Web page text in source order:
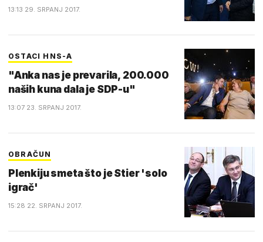
13:13 29. SRPANJ 2017.
OSTACI HNS-A
"Anka nas je prevarila, 200.000
naših kuna dala je SDP-u"
13:07 23. SRPANJ 2017.
OBRAČUN
Plenkiju smeta što je Stier 'solo
igrač'
15:28 22. SRPANJ 2017.